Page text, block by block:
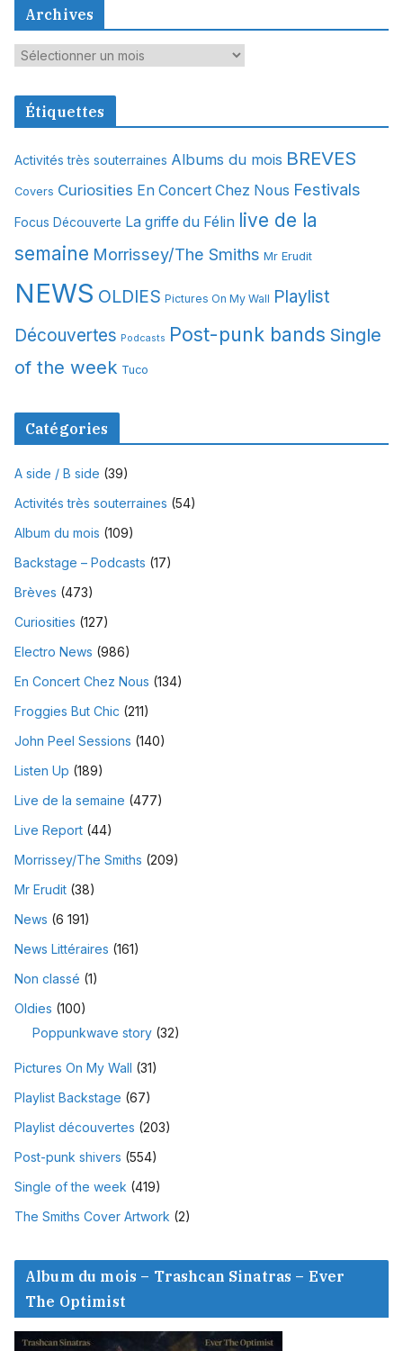
Archives
A
c
v
e
Étiquettes
Activités très souterraines Albums du mois BREVES
Covers Curiosities En Concert Chez Nous Festivals
Focus Découverte La griffe du Félin live de la
semaine Morrissey/The Smiths Mr Erudit
NEWS OLDIES Pictures On My Wall Playlist
Découvertes Podcasts Post-punk bands Single
of the week Tuco
Catégories
A side / B side (39)
Activités très souterraines (54)
Album du mois (109)
Backstage – Podcasts (17)
Brèves (473)
Curiosities (127)
Electro News (986)
En Concert Chez Nous (134)
Froggies But Chic (211)
John Peel Sessions (140)
Listen Up (189)
Live de la semaine (477)
Live Report (44)
Morrissey/The Smiths (209)
Mr Erudit (38)
News (6 191)
News Littéraires (161)
Non classé (1)
Oldies (100)
Poppunkwave story (32)
Pictures On My Wall (31)
Playlist Backstage (67)
Playlist découvertes (203)
Post-punk shivers (554)
Single of the week (419)
The Smiths Cover Artwork (2)
Album du mois – Trashcan Sinatras – Ever
The Optimist